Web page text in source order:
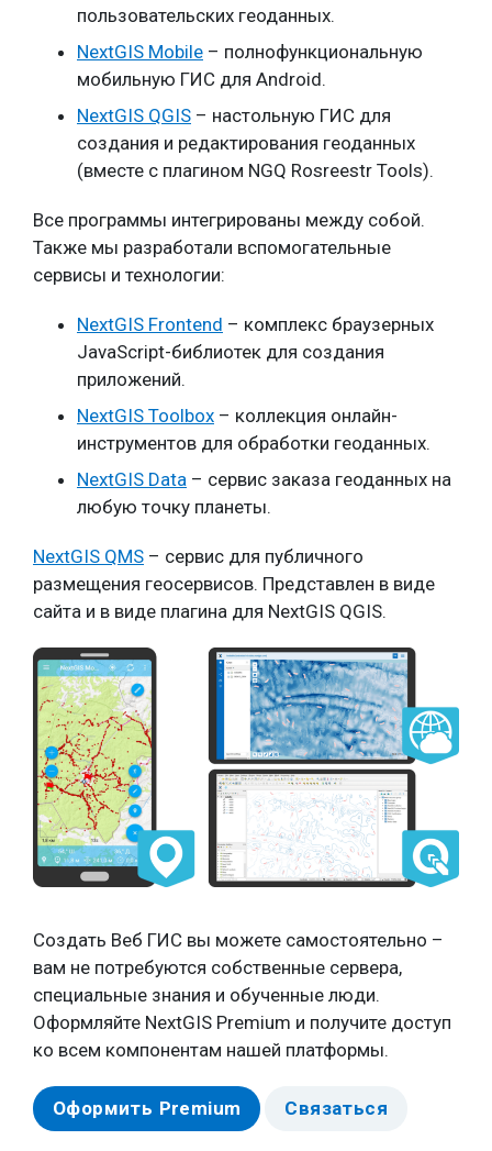
пользовательских геоданных.
NextGIS Mobile – полнофункциональную
мобильную ГИС для Android.
NextGIS QGIS – настольную ГИС для
создания и редактирования геоданных
(вместе с плагином NGQ Rosreestr Tools).
Все программы интегрированы между собой.
Также мы разработали вспомогательные
сервисы и технологии:
NextGIS Frontend – комплекс браузерных
JavaScript-библиотек для создания
приложений.
NextGIS Toolbox – коллекция онлайн-
инструментов для обработки геоданных.
NextGIS Data – сервис заказа геоданных на
любую точку планеты.
NextGIS QMS – сервис для публичного
размещения геосервисов. Представлен в виде
сайта и в виде плагина для NextGIS QGIS.
Создать Веб ГИС вы можете самостоятельно –
вам не потребуются собственные сервера,
специальные знания и обученные люди.
Оформляйте NextGIS Premium и получите доступ
ко всем компонентам нашей платформы.
Оформить Premium Связаться